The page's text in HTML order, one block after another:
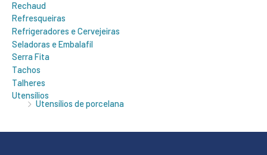
Rechaud
Refresqueiras
Refrigeradores e Cervejeiras
Seladoras e Embalafil
Serra Fita
Tachos
Talheres
Utensílios
Utensílios de porcelana